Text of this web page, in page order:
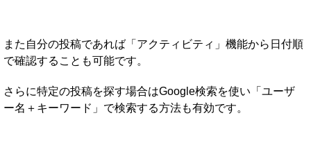
また自分の投稿であれば「アクティビティ」機能から日付順
で確認することも可能です。
さらに特定の投稿を探す場合はGoogle検索を使い「ユーザ
ー名＋キーワード」で検索する方法も有効です。